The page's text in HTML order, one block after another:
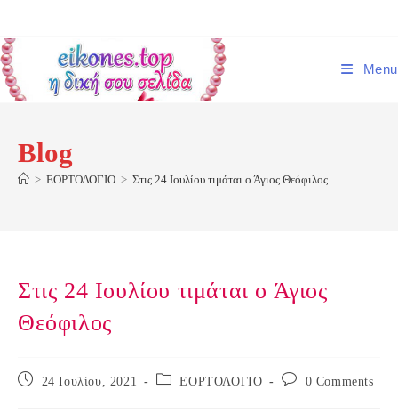
content
Menu
Blog
> ΕΟΡΤΟΛΟΓΙΟ > Στις 24 Ιουλίου τιμάται ο Άγιος Θεόφιλος
Στις 24 Ιουλίου τιμάται ο Άγιος
Θεόφιλος
Post
24 Ιουλίου, 2021
Post ΕΟΡΤΟΛΟΓΙΟ
Post
0 Comments